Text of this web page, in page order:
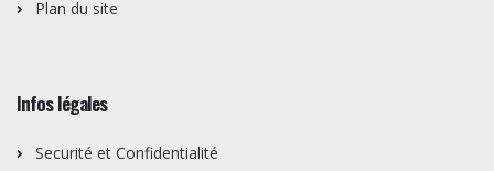
Plan du site
Infos légales
Securité et Confidentialité